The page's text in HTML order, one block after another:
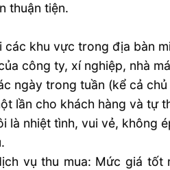
thuận tiện.
các khu vực trong địa bàn
công ty, xí nghiệp, nhà
ngày trong tuần (kể cả chủ
lần cho khách hàng và tự
là nhiệt tình, vui vẻ, không
vụ thu mua: Mức giá tốt